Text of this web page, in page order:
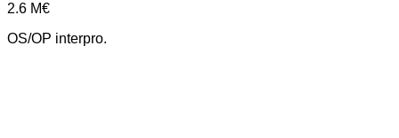
2.6 M€
OS/OP interpro.